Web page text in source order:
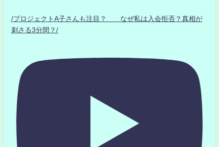
/プロジェクトA子さんも注目？ なぜ私は入会拒否？真相が
刺さる3分間？/